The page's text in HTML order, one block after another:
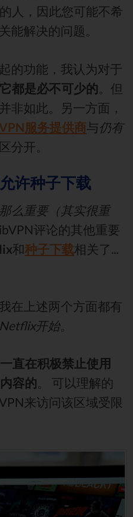
人，因此您可能不希
能解决的问题。
的功能，我认为对于
它都是必不可少的 。但
非如此。另一方面，
服务提供商与仍有
分开。
许种子下载
么重要（其实很重
评论的其他重要
和种子下载相关了..
在上述两个方面都有
开始。
直在积极禁止使用
容的。 可以理解的
来访问该区域受限